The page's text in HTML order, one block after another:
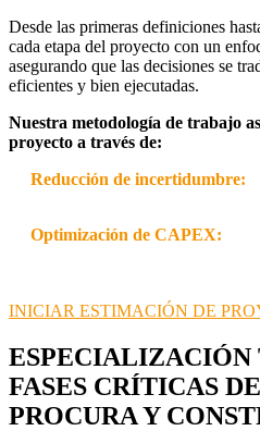
Desde las primeras definiciones
cada etapa del proyecto con un
asegurando que las decisiones se
eficientes y bien ejecutadas.
Nuestra metodología de trabajo
proyecto a través de:
Reducción de incertidumbre:
Optimización de CAPEX:
INICIAR ESTIMACIÓN DE
ESPECIALIZACIÓN
FASES CRÍTICAS
PROCURA Y